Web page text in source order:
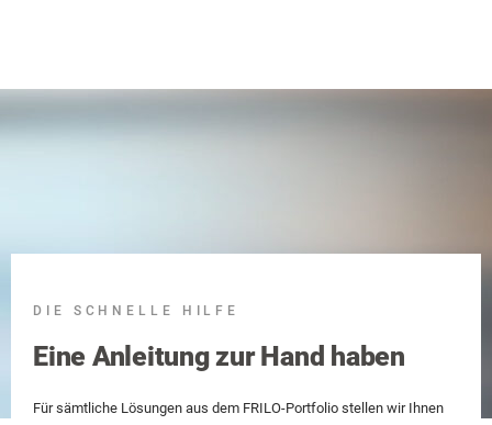
DIE SCHNELLE HILFE
Eine Anleitung zur Hand haben
Für sämtliche Lösungen aus dem FRILO-Portfolio stellen wir Ihnen